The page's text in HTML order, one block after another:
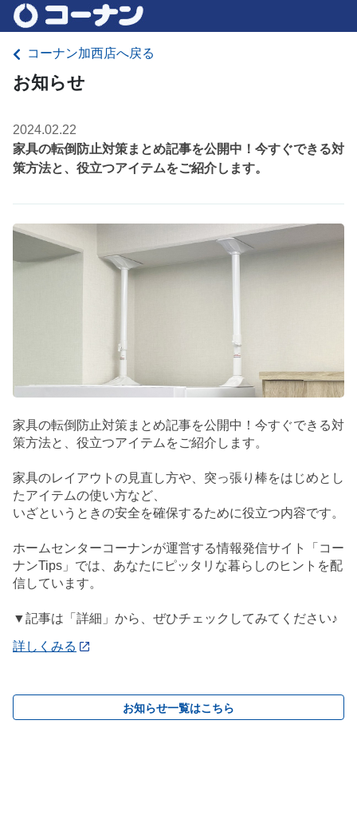
コーナン加西店へ戻る
お知らせ
2024.02.22
家具の転倒防止対策まとめ記事を公開中！今すぐできる対
策方法と、役立つアイテムをご紹介します。
家具の転倒防止対策まとめ記事を公開中！今すぐできる対
策方法と、役立つアイテムをご紹介します。
家具のレイアウトの見直し方や、突っ張り棒をはじめとし
たアイテムの使い方など、
いざというときの安全を確保するために役立つ内容です。
ホームセンターコーナンが運営する情報発信サイト「コー
ナンTips」では、あなたにピッタリな暮らしのヒントを配
信しています。
▼記事は「詳細」から、ぜひチェックしてみてください♪
詳しくみる
お知らせ一覧はこちら